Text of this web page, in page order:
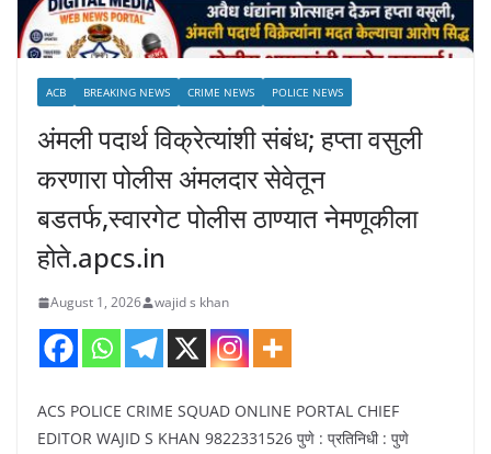
ACB BREAKING NEWS CRIME NEWS POLICE NEWS
अंमली पदार्थ विक्रेत्यांशी संबंध; हप्ता वसुली
करणारा पोलीस अंमलदार सेवेतून
बडतर्फ,स्वारगेट पोलीस ठाण्यात नेमणूकीला
होते.apcs.in
August 1, 2026 wajid s khan
ACS POLICE CRIME SQUAD ONLINE PORTAL CHIEF
EDITOR WAJID S KHAN 9822331526 पुणे : प्रतिनिधी : पुणे